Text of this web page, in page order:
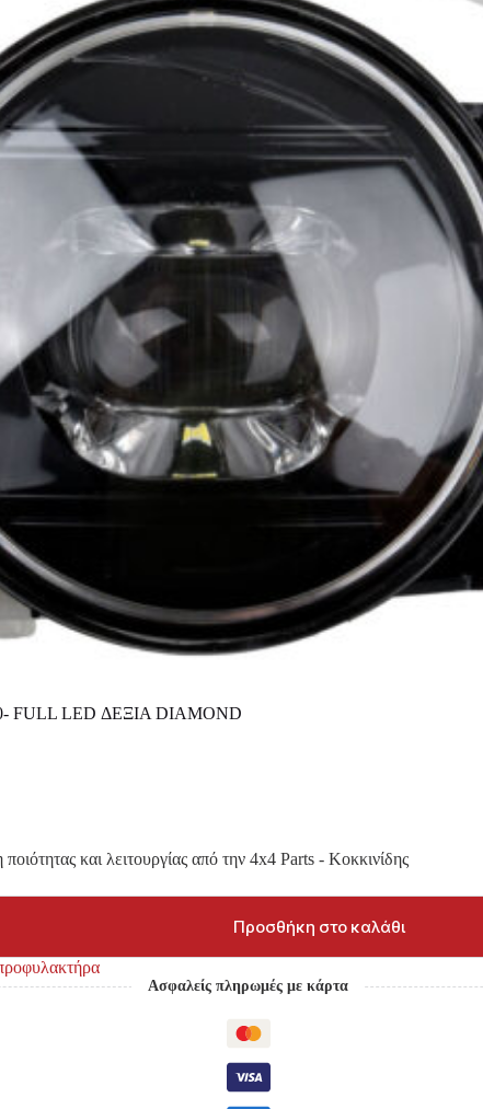
FULL LED ΔΕΞΙΑ DIAMOND
και λειτουργίας από την 4x4 Parts - Κοκκινίδης
Προσθήκη στο καλάθι
Ασφαλείς πληρωμές με κάρτα